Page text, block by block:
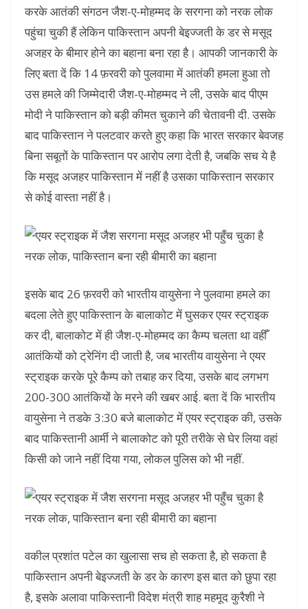
करके आतंकी संगठन जैश-ए-मोहम्मद के सरगना को नरक लोक
पहुंचा चुकी हैं लेकिन पाकिस्तान अपनी बेइज्जती के डर से मसूद
अजहर के बीमार होने का बहाना बना रहा है। आपकी जानकारी के
लिए बता दें कि 14 फ़रवरी को पुलवामा में आतंकी हमला हुआ तो
उस हमले की जिम्मेदारी जैश-ए-मोहम्मद ने ली, उसके बाद पीएम
मोदी ने पाकिस्तान को बड़ी कीमत चुकाने की चेतावनी दी. उसके
बाद पाकिस्तान ने पलटवार करते हुए कहा कि भारत सरकार बेवजह
बिना सबूतों के पाकिस्तान पर आरोप लगा देती है, जबकि सच ये है
कि मसूद अजहर पाकिस्तान में नहीं है उसका पाकिस्तान सरकार
से कोई वास्ता नहीं है।
इसके बाद 26 फ़रवरी को भारतीय वायुसेना ने पुलवामा हमले का
बदला लेते हुए पाकिस्तान के बालाकोट में घुसकर एयर स्ट्राइक
कर दी, बालाकोट में ही जैश-ए-मोहम्मद का कैम्प चलता था वहीँ
आतंकियों को ट्रेनिंग दी जाती है, जब भारतीय वायुसेना ने एयर
स्ट्राइक करके पूरे कैम्प को तबाह कर दिया, उसके बाद लगभग
200-300 आतंकियों के मरने की खबर आई. बता दें कि भारतीय
वायुसेना ने तडके 3:30 बजे बालाकोट में एयर स्ट्राइक की, उसके
बाद पाकिस्तानी आर्मी ने बालाकोट को पूरी तरीके से घेर लिया वहां
किसी को जाने नहीं दिया गया, लोकल पुलिस को भी नहीं.
वकील प्रशांत पटेल का खुलासा सच हो सकता है, हो सकता है
पाकिस्तान अपनी बेइज्जती के डर के कारण इस बात को छुपा रहा
है, इसके अलावा पाकिस्तानी विदेश मंत्री शाह महमूद कुरैशी ने